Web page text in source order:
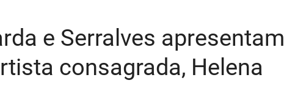
e Serralves apresentam
consagrada, Helena